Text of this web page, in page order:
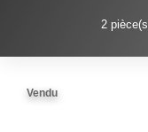
2
Vendu